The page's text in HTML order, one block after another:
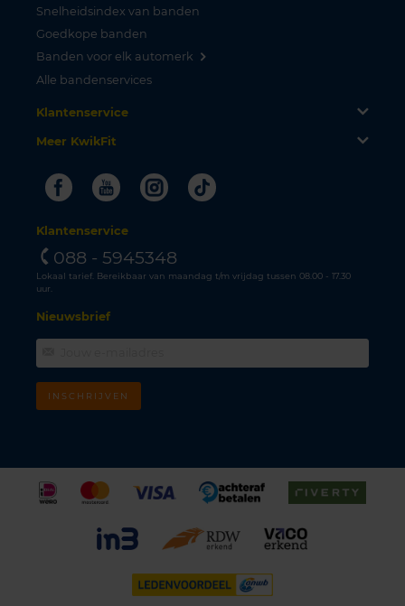
Snelheidsindex van banden
Goedkope banden
Banden voor elk automerk
Alle bandenservices
Klantenservice
Meer KwikFit
FacebookYoutubeInstagram
Tiktok
Klantenservice
088 - 5945348
Lokaal tarief. Bereikbaar van maandag t/m vrijdag tussen 08.00 - 17.30
uur.
Nieuwsbrief
INSCHRIJVEN